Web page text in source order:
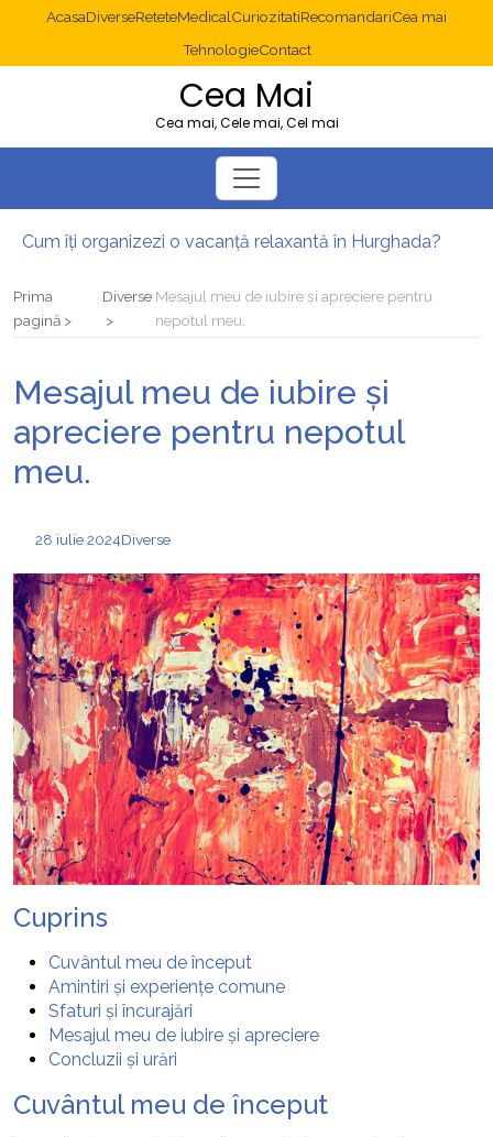
AcasaDiverseReteteMedicalCuriozitatiRecomandariCea mai
TehnologieContact
Cea Mai
Cea mai, Cele mai, Cel mai
Cum îți organizezi o vacanță relaxantă în Hurghada?
Prima
pagină
Diverse Mesajul meu de iubire și apreciere pentru
nepotul meu.
Mesajul meu de iubire și
apreciere pentru nepotul
meu.
28 iulie 2024Diverse
Cuprins
Cuvântul meu de început
Amintiri și experiențe comune
Sfaturi și încurajări
Mesajul meu de iubire și apreciere
Concluzii și urări
Cuvântul meu de început